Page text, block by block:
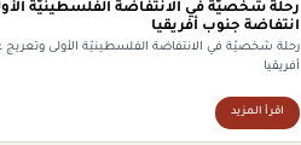
رحلة شخصيّة في الانتفاضة الفلسطينيّة
انتفاضة جنوب أفريقيا
رحلة شخصيّة في الانتفاضة الفلسطينيّة الأولى
أفريقيا
اقرأ المزيد